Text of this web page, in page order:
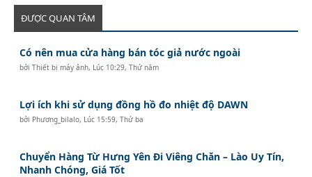
ĐƯỢC QUAN TÂM
Có nên mua cửa hàng bán tóc giả nước ngoài
bởiThiết bị máy ảnh, Lúc 10:29, Thứ năm
Lợi ích khi sử dụng đồng hồ đo nhiệt độ DAWN
bởi Phương_bilalo, Lúc 15:59, Thứ ba
Chuyển Hàng Từ Hưng Yên Đi Viêng Chăn – Lào Uy Tín,
Nhanh Chóng, Giá Tốt